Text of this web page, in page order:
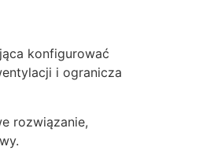
konfigurować
i ogranicza
rozwiązanie,